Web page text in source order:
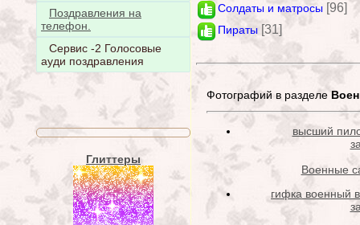
Поздравления на
телефон.
Сервис -2 Голосовые
ауди поздравления
Глиттеры
Солдаты и матросы [96]
Пираты [31]
Фотографий в разделе
высший
Военные
гифка военный